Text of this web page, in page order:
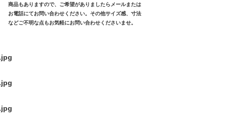
商品もありますので、ご希望がありましたらメールまたは
お電話にてお問い合わせください。その他サイズ感、寸法
などご不明な点もお気軽にお問い合わせくださいませ。